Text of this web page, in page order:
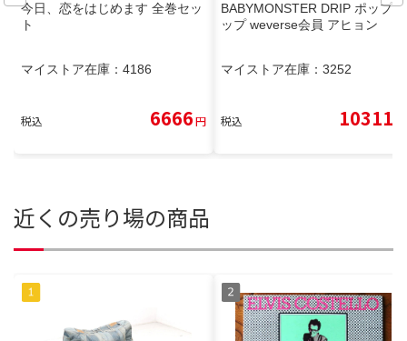
今日、恋をはじめます 全巻セッ
ト
マイストア在庫： 4186
税込 6666円
BABYMONSTER DRIP ポップア
ップ weverse会員 アヒョン
マイストア在庫： 3252
税込 10311
近くの売り場の商品